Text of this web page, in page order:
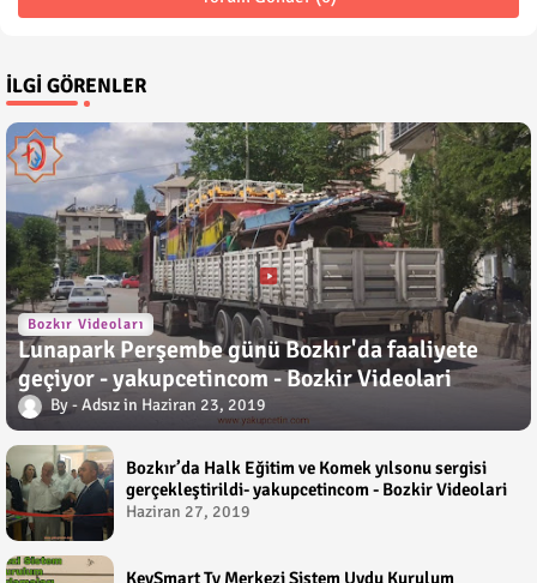
İLGI GÖRENLER
Bozkır Videoları
Lunapark Perşembe günü Bozkır'da faaliyete
geçiyor - yakupcetincom - Bozkir Videolari
Adsız Haziran 23, 2019
Bozkır’da Halk Eğitim ve Komek yılsonu sergisi
gerçekleştirildi- yakupcetincom - Bozkir Videolari
Haziran 27, 2019
KeySmart Tv Merkezi Sistem Uydu Kurulum